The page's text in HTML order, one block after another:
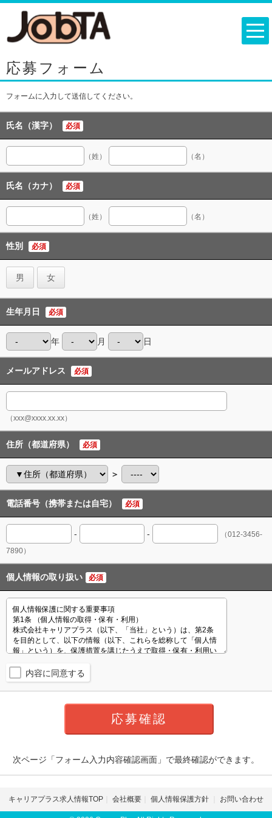
応募フォーム
フォームに入力して送信してください。
氏名（漢字） 必須
（姓） （名）
氏名（カナ） 必須
（姓） （名）
性別 必須
男 女
生年月日 必須
年 月 日
メールアドレス 必須
（xxx@xxxx.xx.xx）
住所（都道府県） 必須
＞
電話番号（携帯または自宅） 必須
- -
（012-3456-
7890）
個人情報の取り扱い 必須
内容に同意する
次ページ「フォーム入力内容確認画面」で最終確認ができます。
キャリアプラス求人情報TOP 会社概要 個人情報保護方針 お問い合わせ